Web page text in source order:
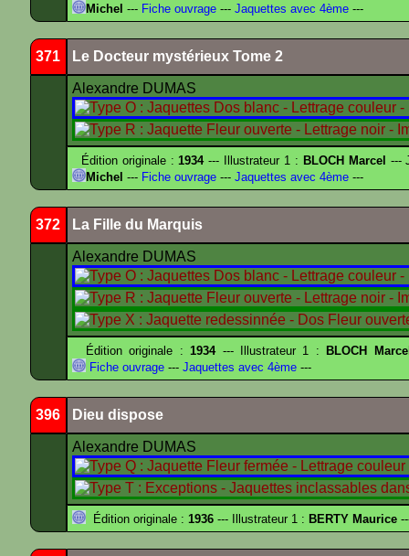
Michel --- Fiche ouvrage --- Jaquettes avec 4ème ---
371 Le Docteur mystérieux Tome 2
Alexandre DUMAS
Édition originale :1934--- Illustrateur 1 : BLOCH Marcel ---
Michel --- Fiche ouvrage --- Jaquettes avec 4ème ---
372 La Fille du Marquis
Alexandre DUMAS
Édition originale :1934--- Illustrateur 1 :
BLOCH
Fiche ouvrage --- Jaquettes avec 4ème ---
396 Dieu dispose
Alexandre DUMAS
Édition originale : 1936 --- Illustrateur 1 : BERTY Maurice